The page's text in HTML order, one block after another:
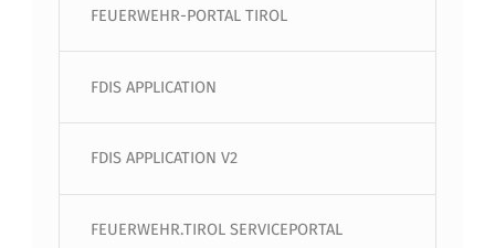
FEUERWEHR-PORTAL TIROL
FDIS APPLICATION
FDIS APPLICATION V2
FEUERWEHR.TIROL SERVICEPORTAL